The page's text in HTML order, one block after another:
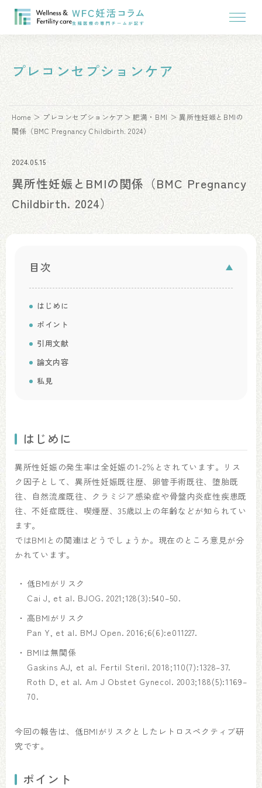
プレコンセプションケア
Home プレコンセプションケア 肥満・BMI
異所性妊娠とBMIの
関係（BMC Pregnancy Childbirth. 2024）
2024.05.15
異所性妊娠とBMIの関係（BMC Pregnancy
Childbirth. 2024）
目次
はじめに
ポイント
引用文献
論文内容
私見
はじめに
異所性妊娠の発生率は全妊娠の1-2％とされています。リス
ク因子として、異所性妊娠既往歴、卵管手術既往、堕胎既
往、自然流産既往、クラミジア感染症や骨盤内炎症性疾患既
往、不妊症既往、喫煙歴、35歳以上の年齢などが知られてい
ます。
ではBMIとの関連はどうでしょうか。現在のところ意見が分
かれています。
低BMIがリスク
Cai J, et al. BJOG. 2021;128(3):540–50.
高BMIがリスク
Pan Y, et al. BMJ Open. 2016;6(6):e011227.
BMIは無関係
Gaskins AJ, et al. Fertil Steril. 2018;110(7):1328–37.
Roth D, et al. Am J Obstet Gynecol. 2003;188(5):1169–
70.
今回の報告は、低BMIがリスクとしたレトロスペクティブ研
究です。
ポイント